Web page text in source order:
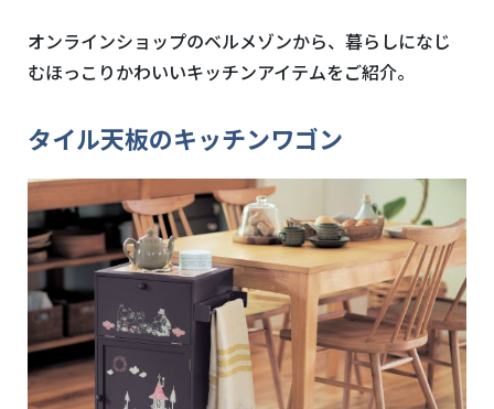
オンラインショップのベルメゾンから、暮らしになじ
むほっこりかわいいキッチンアイテムをご紹介。
タイル天板のキッチンワゴン